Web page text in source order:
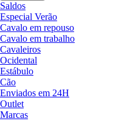
Saldos
Especial Verão
Cavalo em repouso
Cavalo em trabalho
Cavaleiros
Ocidental
Estábulo
Cão
Enviados em 24H
Outlet
Marcas